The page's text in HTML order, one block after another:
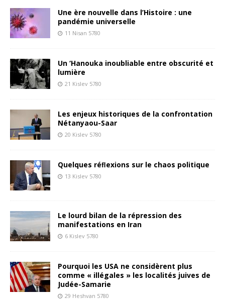
Une ère nouvelle dans l’Histoire : une
pandémie universelle
11 Nisan 5780
Un ‘Hanouka inoubliable entre obscurité et
lumière
21 Kislev 5780
Les enjeux historiques de la confrontation
Nétanyaou-Saar
20 Kislev 5780
Quelques réﬂexions sur le chaos politique
13 Kislev 5780
Le lourd bilan de la répression des
manifestations en Iran
6 Kislev 5780
Pourquoi les USA ne considèrent plus
comme « illégales » les localités juives de
Judée-Samarie
29 Heshvan 5780